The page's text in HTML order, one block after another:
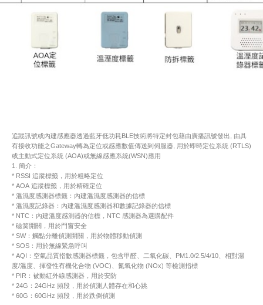
追蹤訊號或內建感應器透過藍牙低功耗BLE技術將特定封包藉由廣播訊號發出, 由具
有接收功能之Gateway轉為定位或感應數值傳送到伺服器, 用於即時定位系統 (RTLS)
或主動式定位系統 (AOA)或無線感應系統(WSN)應用
1. 簡介：
* RSSI 追蹤標籤，用於粗略定位
* AOA 追蹤標籤，用於精確定位
* 溫濕度感測器標籤：內建溫濕度感測器的信標
* 溫濕度記錄器：內建溫濕度感測器和數據記錄器的信標
* NTC：內建溫度感測器的信標，NTC 感測器為選購配件
* 磁簧開關，用於門窗安全
* SW：觸點分離偵測開關，用於物體移動偵測
* SOS：用於無線緊急呼叫
* AQI：空氣品質指數感測器標籤，包含甲醛、二氧化碳、PM1.0/2.5/4/10、相對濕
度/溫度、揮發性有機化合物 (VOC)、氮氧化物 (NOx) 等檢測指標
* PIR：被動紅外線感測器，用於安防
* 24G：24GHz 頻段，用於偵測人體存在和心跳
* 60G：60GHz 頻段，用於跌倒偵測